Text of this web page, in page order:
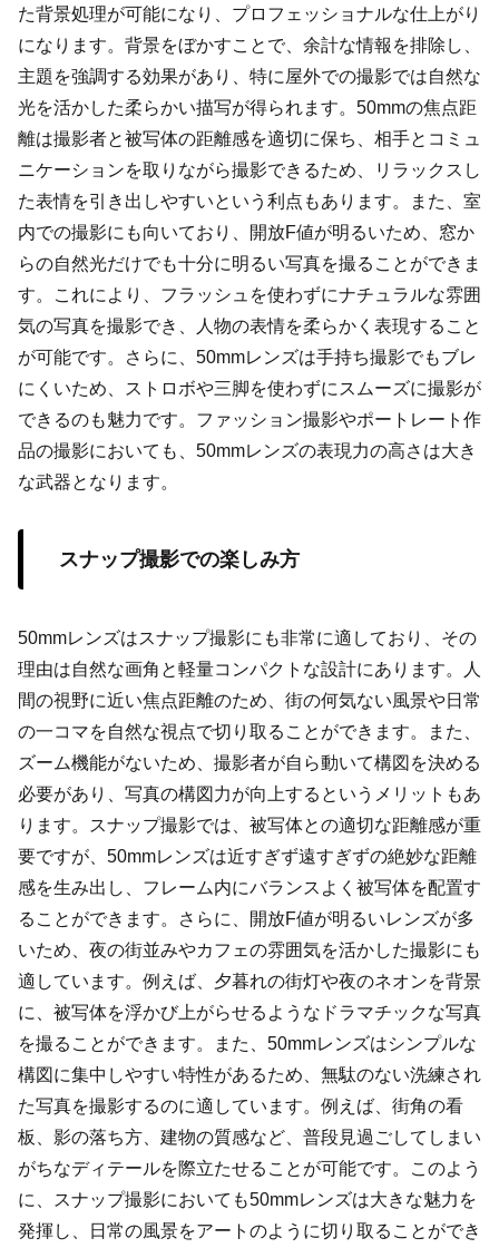
た背景処理が可能になり、プロフェッショナルな仕上がり
になります。背景をぼかすことで、余計な情報を排除し、
主題を強調する効果があり、特に屋外での撮影では自然な
光を活かした柔らかい描写が得られます。50mmの焦点距
離は撮影者と被写体の距離感を適切に保ち、相手とコミュ
ニケーションを取りながら撮影できるため、リラックスし
た表情を引き出しやすいという利点もあります。また、室
内での撮影にも向いており、開放F値が明るいため、窓か
らの自然光だけでも十分に明るい写真を撮ることができま
す。これにより、フラッシュを使わずにナチュラルな雰囲
気の写真を撮影でき、人物の表情を柔らかく表現すること
が可能です。さらに、50mmレンズは手持ち撮影でもブレ
にくいため、ストロボや三脚を使わずにスムーズに撮影が
できるのも魅力です。ファッション撮影やポートレート作
品の撮影においても、50mmレンズの表現力の高さは大き
な武器となります。
スナップ撮影での楽しみ方
50mmレンズはスナップ撮影にも非常に適しており、その
理由は自然な画角と軽量コンパクトな設計にあります。人
間の視野に近い焦点距離のため、街の何気ない風景や日常
の一コマを自然な視点で切り取ることができます。また、
ズーム機能がないため、撮影者が自ら動いて構図を決める
必要があり、写真の構図力が向上するというメリットもあ
ります。スナップ撮影では、被写体との適切な距離感が重
要ですが、50mmレンズは近すぎず遠すぎずの絶妙な距離
感を生み出し、フレーム内にバランスよく被写体を配置す
ることができます。さらに、開放F値が明るいレンズが多
いため、夜の街並みやカフェの雰囲気を活かした撮影にも
適しています。例えば、夕暮れの街灯や夜のネオンを背景
に、被写体を浮かび上がらせるようなドラマチックな写真
を撮ることができます。また、50mmレンズはシンプルな
構図に集中しやすい特性があるため、無駄のない洗練され
た写真を撮影するのに適しています。例えば、街角の看
板、影の落ち方、建物の質感など、普段見過ごしてしまい
がちなディテールを際立たせることが可能です。このよう
に、スナップ撮影においても50mmレンズは大きな魅力を
発揮し、日常の風景をアートのように切り取ることができ